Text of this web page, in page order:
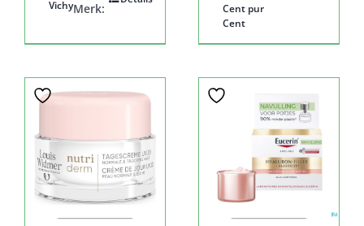
Merk:
Vichy
Cent pur
Cent